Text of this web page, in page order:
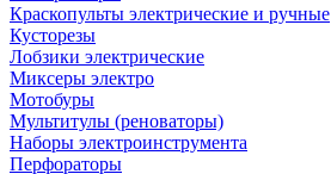
Краскопульты электрические и ручные
Кусторезы
Лобзики электрические
Миксеры электро
Мотобуры
Мультитулы (реноваторы)
Наборы электроинструмента
Перфораторы